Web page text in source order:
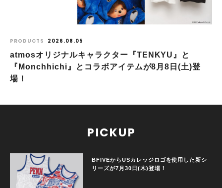
PRODUCTS 2026.08.05
atmosオリジナルキャラクター『TENKYU』と
『Monchhichi』とコラボアイテムが8月8日(土)登
場！
PICKUP
BFIVEからUSカレッジロゴを使用した新シ
リーズが7月30日(木)登場！